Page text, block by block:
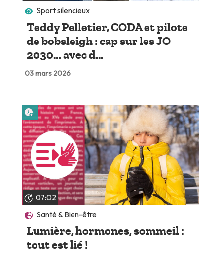
Sport silencieux
Teddy Pelletier, CODA et pilote
de bobsleigh : cap sur les JO
2030… avec d...
03 mars 2026
07:02
Santé & Bien-être
Lumière, hormones, sommeil :
tout est lié !
Lire plus tard